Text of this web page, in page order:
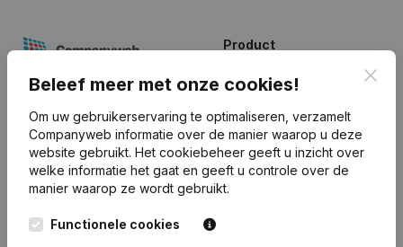
Beleef meer met onze cookies!
Om uw gebruikerservaring te optimaliseren, verzamelt
Companyweb informatie over de manier waarop u deze
website gebruikt. Het cookiebeheer geeft u inzicht over
welke informatie het gaat en geeft u controle over de
manier waarop ze wordt gebruikt.
Functionele cookies
Nederlands
Kantorenpark Everest
Leuvensesteenweg
1800 Vilvoorde
Product
Bedrijfsinformatie
Monitoring
Internationaal zoeken
Prospecteren